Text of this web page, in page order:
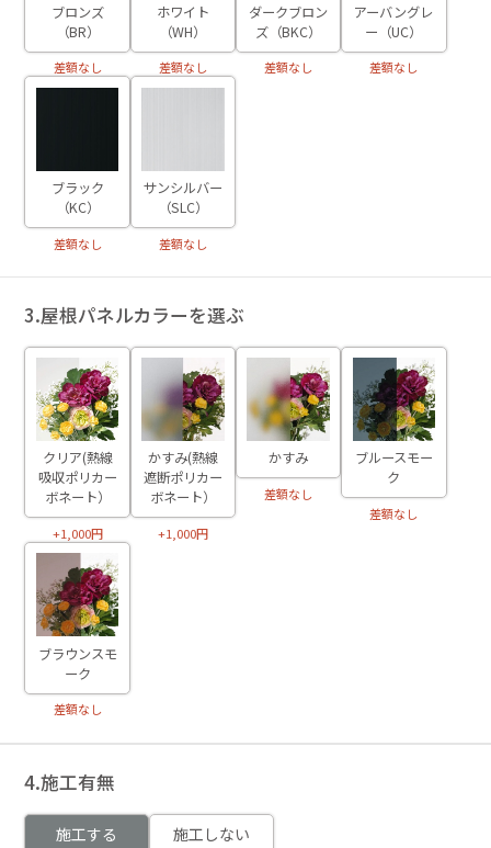
ブロンズ
（BR）
差額なし
ホワイト
（WH）
差額なし
ダークブロン
ズ（BKC）
差額なし
アーバングレ
ー（UC）
差額なし
ブラック
（KC）
差額なし
サンシルバー
（SLC）
差額なし
3.屋根パネルカラーを選ぶ
クリア(熱線
吸収ポリカー
ボネート）
+1,000円
かすみ(熱線
遮断ポリカー
ボネート）
+1,000円
かすみ
差額なし
ブルースモー
ク
差額なし
ブラウンスモ
ーク
差額なし
4.施工有無
施工する 施工しない